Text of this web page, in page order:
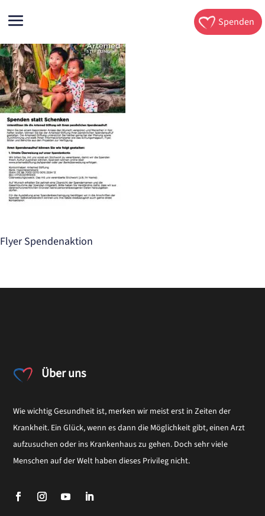
Spenden
Flyer Spendenaktion
Über uns
Wie wichtig Gesundheit ist, merken wir meist erst in Zeiten der
Krankheit. Ein Glück, wenn es dann die Möglichkeit gibt, einen Arzt
aufzusuchen oder ins Krankenhaus zu gehen. Doch sehr viele
Menschen auf der Welt haben dieses Privileg nicht.